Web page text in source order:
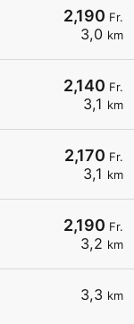
2,190 Fr.
3,0 km
2,140 Fr.
3,1 km
2,170 Fr.
3,1 km
2,190 Fr.
3,2 km
3,3 km